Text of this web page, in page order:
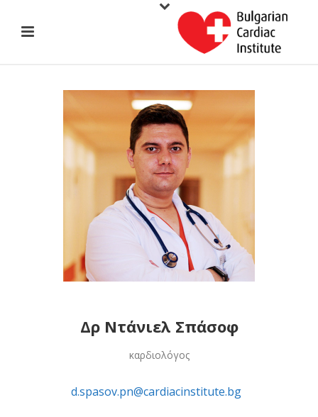
Δρ Ντάνιελ Σπάσοφ
καρδιολόγος
d.spasov.pn@cardiacinstitute.bg